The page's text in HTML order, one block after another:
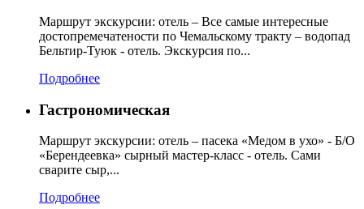
Маршрут экскурсии: отель – Все самые интересные
достопремечатености по Чемальскому тракту – водопад
Бельтир-Туюк - отель. Экскурсия по...
Подробнее
Гастрономическая
Маршрут экскурсии: отель – пасека «Медом в ухо» - Б/О
«Берендеевка» сырный мастер-класс - отель. Сами
сварите сыр,...
Подробнее